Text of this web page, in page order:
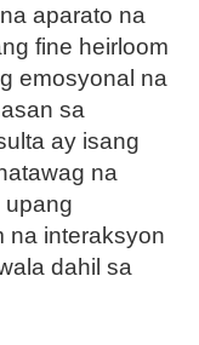
aparato na
fine heirloom
emosyonal na
sa
ay isang
na
upang
na interaksyon
dahil sa